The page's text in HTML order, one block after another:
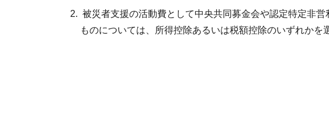
被災者支援の活動費として中央共同募金会や認定特定非
ものについては、所得控除あるいは税額控除のいずれかを